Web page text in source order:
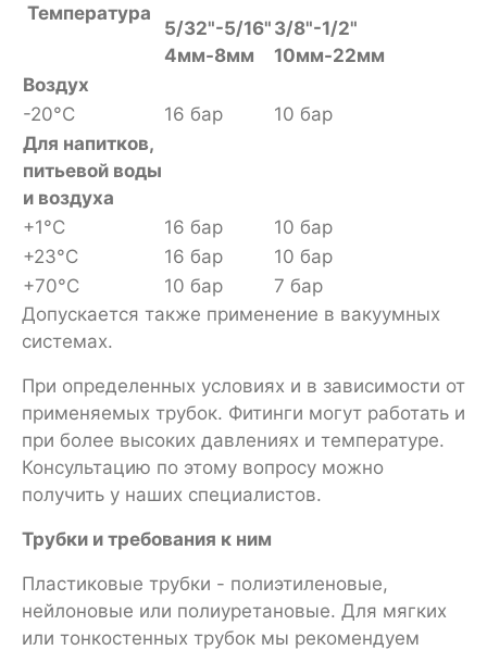
Температура
5/32"-5/16"
4мм-8мм
3/8"-1/2"
10мм-22мм
Воздух
-20°С
16 бар
10 бар
Для напитков,
питьевой воды
и воздуха
+1°С
16 бар
10 бар
+23°С
16 бар
10 бар
+70°С
10 бар
7 бар
Допускается также применение в вакуумных
системах.
При определенных условиях и в зависимости от
применяемых трубок. Фитинги могут работать и
при более высоких давлениях и температуре.
Консультацию по этому вопросу можно
получить у наших специалистов.
Трубки и требования к ним
Пластиковые трубки - полиэтиленовые,
нейлоновые или полиуретановые. Для мягких
или тонкостенных трубок мы рекомендуем